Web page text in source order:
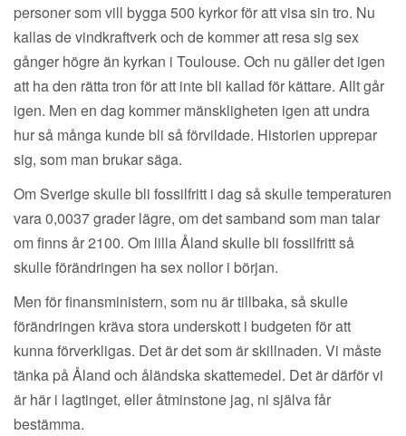
personer som vill bygga 500 kyrkor för att visa sin tro. Nu
kallas de vindkraftverk och de kommer att resa sig sex
gånger högre än kyrkan i Toulouse. Och nu gäller det igen
att ha den rätta tron för att inte bli kallad för kättare. Allt går
igen. Men en dag kommer mänskligheten igen att undra
hur så många kunde bli så förvildade. Historien upprepar
sig, som man brukar säga.
Om Sverige skulle bli fossilfritt i dag så skulle temperaturen
vara 0,0037 grader lägre, om det samband som man talar
om finns år 2100. Om lilla Åland skulle bli fossilfritt så
skulle förändringen ha sex nollor i början.
Men för finansministern, som nu är tillbaka, så skulle
förändringen kräva stora underskott i budgeten för att
kunna förverkligas. Det är det som är skillnaden. Vi måste
tänka på Åland och åländska skattemedel. Det är därför vi
är här i lagtinget, eller åtminstone jag, ni själva får
bestämma.